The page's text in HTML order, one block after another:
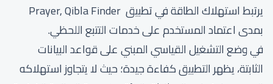
يرتبط استهلاك الطاقة في تطبيق Prayer, Qibla Finder
بمدى اعتماد المستخدم على خدمات التتبع اللحظي.
في وضع التشغيل القياسي المبني على قواعد البيانات
الثابتة، يظهر التطبيق كفاءة جيدة؛ حيث لا يتجاوز استهلاكه